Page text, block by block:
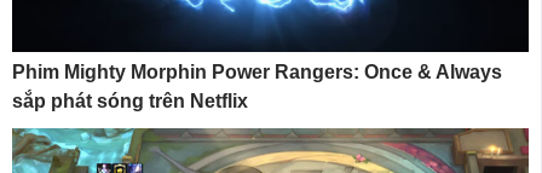
Phim Mighty Morphin Power Rangers: Once & Always
sắp phát sóng trên Netflix